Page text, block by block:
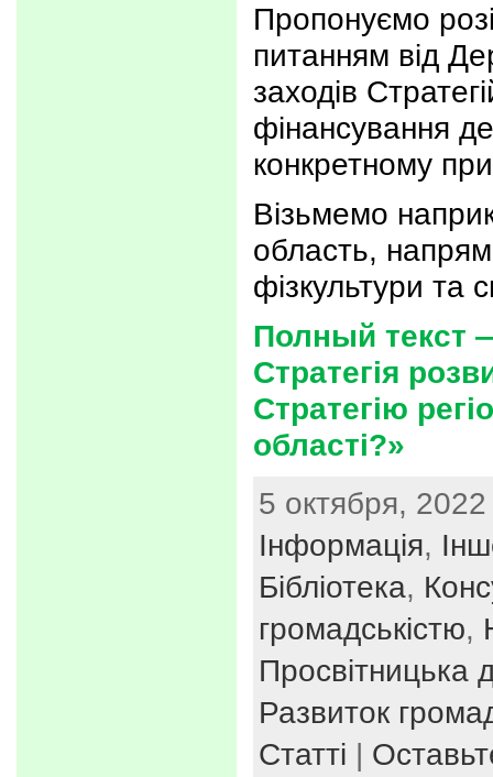
Пропонуємо
питанням від
заходів
фінансування
конкретному
Візьмемо
область,
фізкультури та
Полный текст
Стратегія
Стратегію
області?»
5 октября,
Інформація,
Бібліотека,
громадськістю,
Просвітницька
Развиток
Статті |